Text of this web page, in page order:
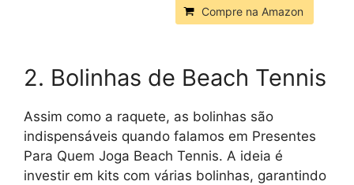
Compre na Amazon
2. Bolinhas de Beach Tennis
Assim como a raquete, as bolinhas são
indispensáveis quando falamos em Presentes
Para Quem Joga Beach Tennis. A ideia é
investir em kits com várias bolinhas, garantindo